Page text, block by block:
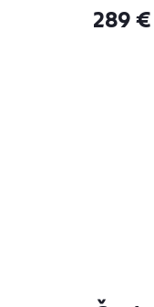
289 €